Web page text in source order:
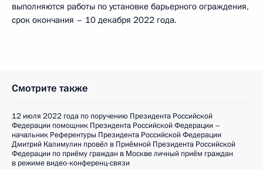
выполняются работы по установке барьерного ограждения,
срок окончания – 10 декабря 2022 года.
Смотрите также
12 июля 2022 года по поручению Президента Российской
Федерации помощник Президента Российской Федерации –
начальник Референтуры Президента Российской Федерации
Дмитрий Калимулин провёл в Приёмной Президента Российской
Федерации по приёму граждан в Москве личный приём граждан
в режиме видео-конференц-связи